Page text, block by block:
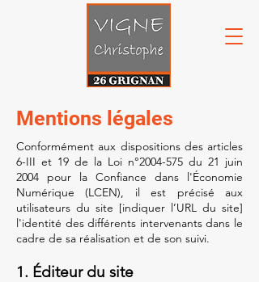
Mentions légales
Conformément aux dispositions des articles
6-III et 19 de la Loi n°2004-575 du 21 juin
2004 pour la Confiance dans l'Économie
Numérique (LCEN), il est précisé aux
utilisateurs du site [indiquer l’URL du site]
l'identité des différents intervenants dans le
cadre de sa réalisation et de son suivi.
1. Éditeur du site